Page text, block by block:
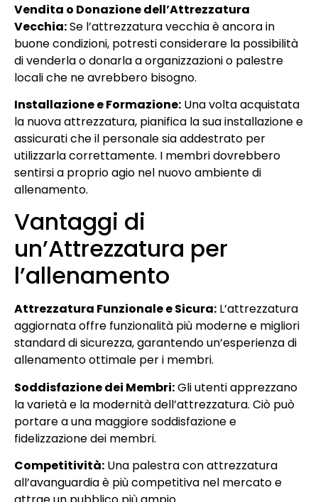
Vendita o Donazione dell’Attrezzatura
Vecchia:Se l’attrezzatura vecchia è ancora in
buone condizioni, potresti considerare la possibilità
di venderla o donarla a organizzazioni o palestre
locali che ne avrebbero bisogno.
Installazione e Formazione: Una volta acquistata
la nuova attrezzatura, pianifica la sua installazione e
assicurati che il personale sia addestrato per
utilizzarla correttamente. I membri dovrebbero
sentirsi a proprio agio nel nuovo ambiente di
allenamento.
Vantaggi di
un’Attrezzatura per
l’allenamento
Attrezzatura Funzionale e Sicura: L’attrezzatura
aggiornata offre funzionalità più moderne e migliori
standard di sicurezza, garantendo un’esperienza di
allenamento ottimale per i membri.
Soddisfazione dei Membri:Gli utenti apprezzano
la varietà e la modernità dell’attrezzatura. Ciò può
portare a una maggiore soddisfazione e
fidelizzazione dei membri.
Competitività: Una palestra con attrezzatura
all’avanguardia è più competitiva nel mercato e